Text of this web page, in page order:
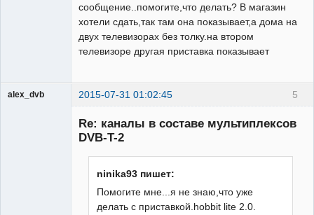
сообщение..помогите,что делать? В магазин
хотели сдать,так там она показывает,а дома на
двух телевизорах без толку.на втором
телевизоре другая приставка показывает
5
alex_dvb 2015-07-31 01:02:45
Re: каналы в составе мультиплексов
DVB-T-2
ninika93 пишет:
Помогите мне...я не знаю,что уже
делать с приставкой.hobbit lite 2.0.